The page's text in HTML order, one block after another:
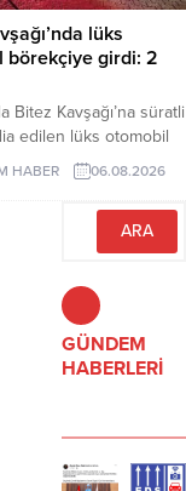
lüks
börekçiye girdi: 2
Bitez Kavşağı’na süratli
edilen lüks otomobil
Kazada sürücü ve
HABER 06.08.2026
GÜNDEM
HABERLERİ